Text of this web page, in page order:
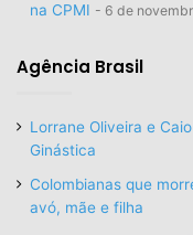
na CPMI
6 de
Agência Brasil
Lorrane Oliveira e
Ginástica
Colombianas que
avó, mãe e filha